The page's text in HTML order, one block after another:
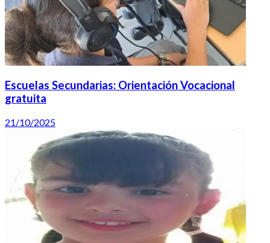
Escuelas Secundarias: Orientación Vocacional
gratuita
21/10/2025